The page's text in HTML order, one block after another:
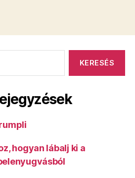
hogyan lábalj ki a